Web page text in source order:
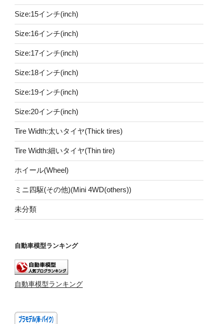
Size:15インチ(inch)
Size:16インチ(inch)
Size:17インチ(inch)
Size:18インチ(inch)
Size:19インチ(inch)
Size:20インチ(inch)
Tire Width:太いタイヤ(Thick tires)
Tire Width:細いタイヤ(Thin tire)
ホイール(Wheel)
ミニ四駆(その他)(Mini 4WD(others))
未分類
自動車模型ランキング
自動車模型ランキング